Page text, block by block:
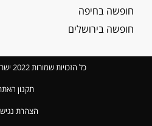
חופשה בחיפה
חופשה בירושלים
כל הזכויות שמורות 2022 ישראלינג Israeling
תקנון
הצהרת